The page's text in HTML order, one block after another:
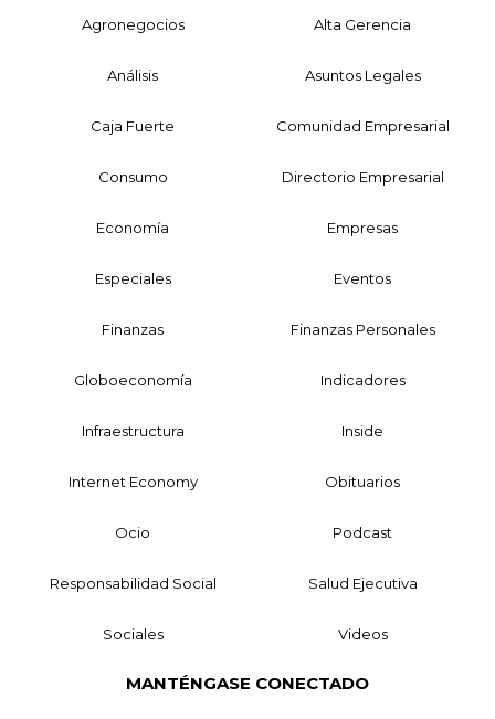
Agronegocios Alta Gerencia
Análisis Asuntos Legales
Caja Fuerte Comunidad Empresarial
Consumo Directorio Empresarial
Economía Empresas
Especiales Eventos
Finanzas Finanzas Personales
Globoeconomía Indicadores
Infraestructura Inside
Internet Economy Obituarios
Ocio Podcast
Responsabilidad Social Salud Ejecutiva
Sociales Videos
MANTÉNGASE CONECTADO